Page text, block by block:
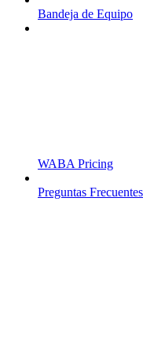
Bandeja de Equipo
WABA Pricing
Preguntas Frecuentes